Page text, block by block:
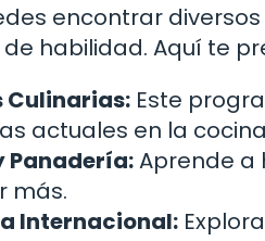
encontrar
de habilidad. Aquí te
Culinarias: Este
actuales en la
Panadería:Aprende a
más.
Internacional: